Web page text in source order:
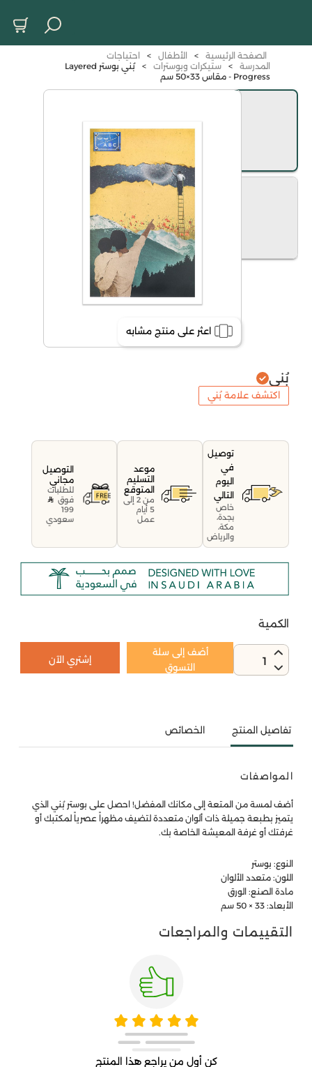
الصفحة الرئيسية > الأطفال >
احتياجات
المدرسة
> ستيكرات وبوسترات >
بُني بوستر Layered
Progress - مقاس 33×50 سم
اعثر على منتج مشابه
بُني
اكتشف علامة بُني
توصيل
في
اليوم
التالي
خاص
بجدة،
مكة،
والرياض
موعد
التسليم
المتوقع
من 2 إلى
5 أيام
عمل
التوصيل
مجاني
للطلبات
فوق
199
سعودي
الكمية
1
أضف إلى سلة
التسوق
إشتري الآن
تفاصيل المنتج الخصائص
المواصفات
أضف لمسة من المتعة إلى مكانك المفضل! احصل على بوستر بُني الذي
يتميز بطبعة جميلة ذات ألوان متعددة لتضيف مظهراً عصرياً لمكتبك أو
غرفتك أو غرفة المعيشة الخاصة بك.
النوع: بوستر
اللون: متعدد الألوان
مادة الصنع: الورق
الأبعاد: 33 × 50 سم
التقييمات والمراجعات
كن أول من يراجع هذا المنتج